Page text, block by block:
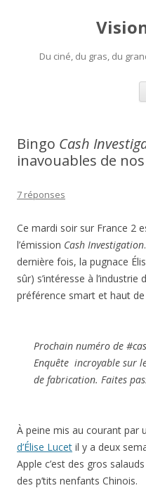
Du ciné, du gras, du
Bingo Cash
inavouables de
7 réponses
Ce mardi soir sur France 2
l’émission Cash Investigation
dernière fois, la pugnace
sûr) s’intéresse à
préférence smart et haut
Prochain numéro de
Enquête incroyable sur
de fabrication. Faites
À peine mis au courant
d’Élise Lucet il y a deux
Apple c’est des gros
des p’tits nenfants Chinois.